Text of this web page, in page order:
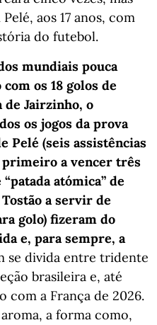
aos 17 anos, com
do futebol.
mundiais pouca
os 18 golos de
de Jairzinho, o
os jogos da prova
Pelé (seis assistências
primeiro a vencer três
atómica” de
a servir de
golo) fizeram do
e, para sempre, a
se divida entre tridente
brasileira e, até
com a França de 2026.
a forma como,